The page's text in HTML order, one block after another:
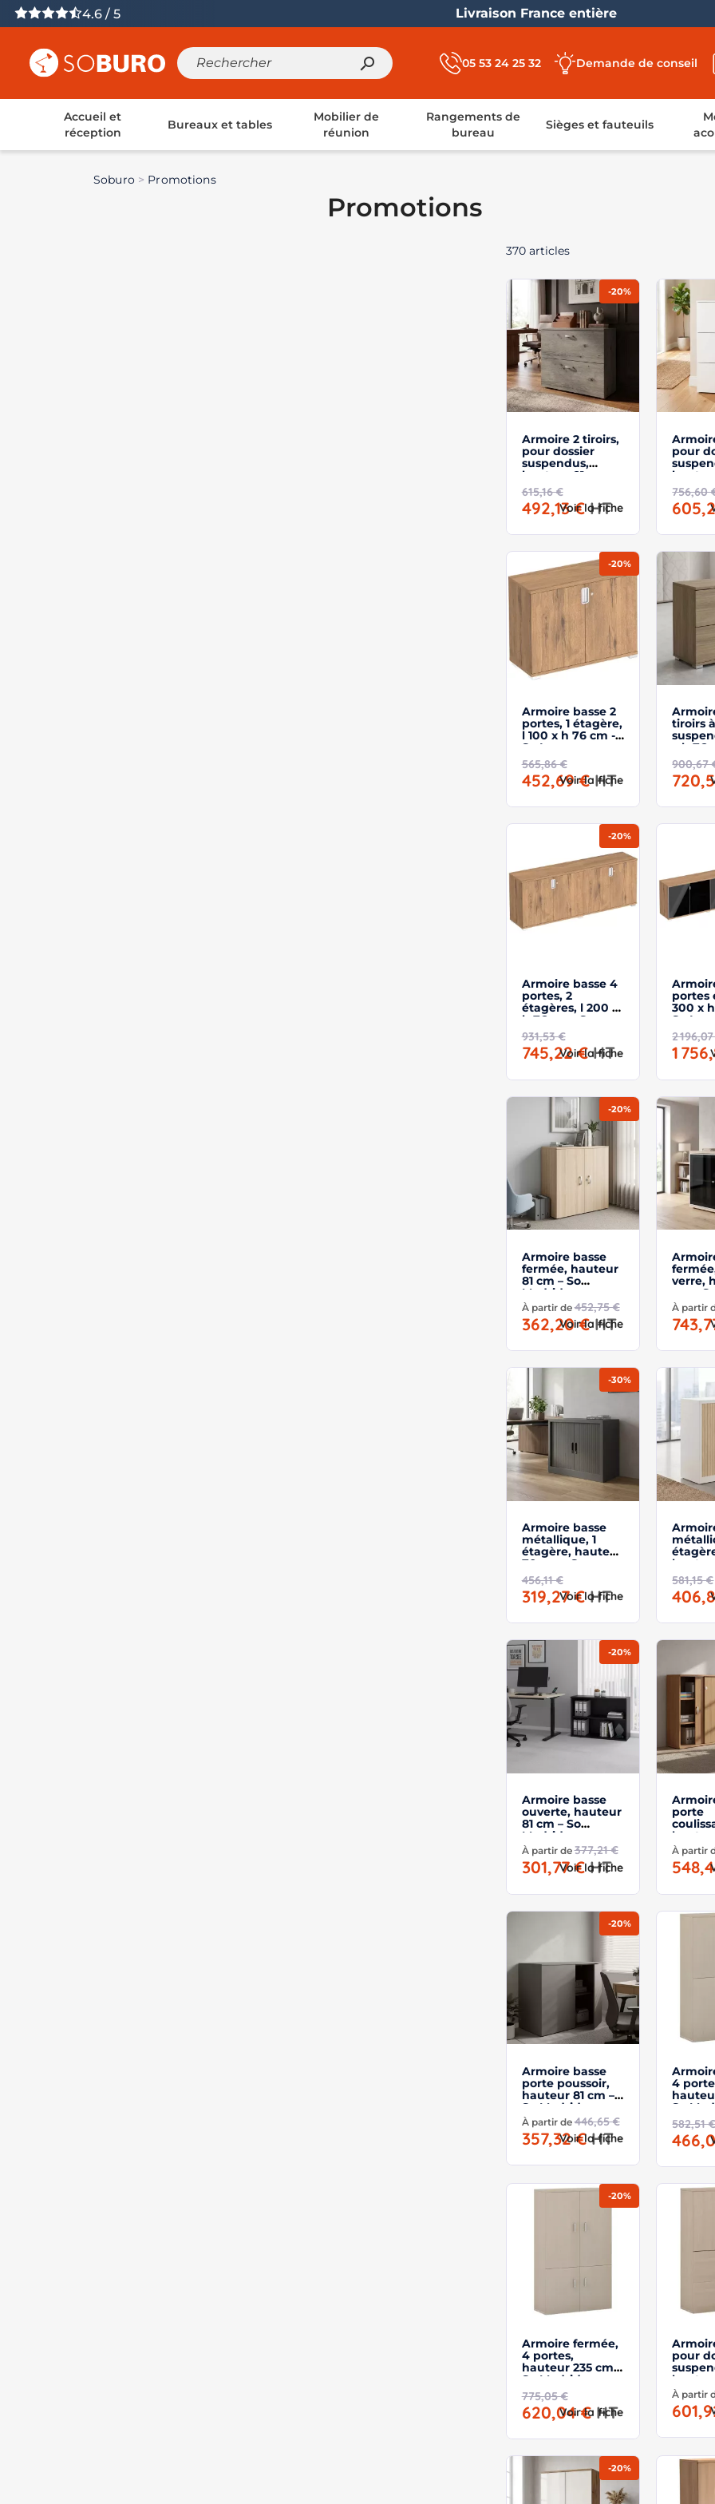
4.6 / 5 Livraison France entière
Demande de rappel ×
search 05 53 24 25 32 Demande de conseil
Accueil et
réception
Bureaux et tables
Mobilier de
réunion
Rangements de
bureau
Sièges et fauteuils
Soburo Promotions
Promotions
370 articles
Armoire 2 tiroirs,
pour dossier
suspendus,
hauteur 81 cm -
So Madrid
615,16 €
492,13 €HT
Voir la fiche
-20%
pour
So
756,60
Armoire basse 2
portes, 1 étagère,
l 100 x h 76 cm -
So Laroya
565,86 €
452,69 €HT
Voir la fiche
-20%
tiroirs
x h 76
Laroya
900,67
Armoire basse 4
portes, 2
étagères, l 200 x
h 76 cm - So
Laroya
931,53 €
745,22 €HT
Voir la fiche
-20%
portes
300 x
So
2
1
Armoire basse
fermée, hauteur
81 cm – So
Madrid
À partir de452,75 €
362,20 €HT
Voir la fiche
-20%
verre,
cm –
À partir
Armoire basse
métallique, 1
étagère, hauteur
70 cm – So
Salamanca
456,11 €
319,27 €HT
Voir la fiche
-30%
So
581,15 €
Armoire basse
ouverte, hauteur
81 cm – So
Madrid
À partir de377,21 €
301,77 €HT
Voir la fiche
-20%
porte
So
À partir
Armoire basse
porte poussoir,
hauteur 81 cm –
So Madrid
À partir de446,65 €
357,32 €HT
Voir la fiche
-20%
4
So
582,51
Armoire fermée,
4 portes,
hauteur 235 cm –
So Madrid
775,05 €
620,04 €HT
Voir la fiche
-20%
pour
So
À partir
-20%